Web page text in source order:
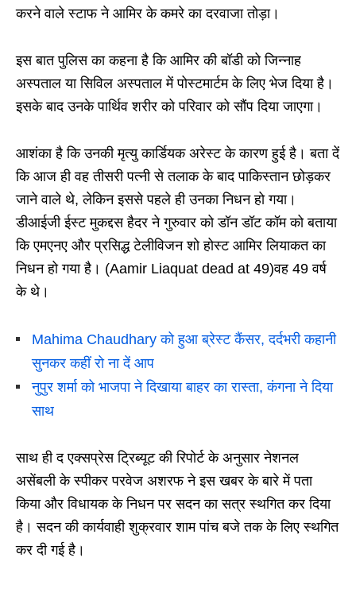
करने वाले स्टाफ ने आमिर के कमरे का दरवाजा तोड़ा।
इस बात पुलिस का कहना है कि आमिर की बॉडी को जिन्नाह
अस्पताल या सिविल अस्पताल में पोस्टमार्टम के लिए भेज दिया है।
इसके बाद उनके पार्थिव शरीर को परिवार को सौंप दिया जाएगा।
आशंका है कि उनकी मृत्यु कार्डियक अरेस्ट के कारण हुई है। बता दें
कि आज ही वह तीसरी पत्नी से तलाक के बाद पाकिस्तान छोड़कर
जाने वाले थे, लेकिन इससे पहले ही उनका निधन हो गया।
डीआईजी ईस्ट मुकद्दस हैदर ने गुरुवार को डॉन डॉट कॉम को बताया
कि एमएनए और प्रसिद्ध टेलीविजन शो होस्ट आमिर लियाकत का
निधन हो गया है। (Aamir Liaquat dead at 49)वह 49 वर्ष
के थे।
Mahima Chaudhary को हुआ ब्रेस्ट कैंसर, दर्दभरी कहानी
सुनकर कहीं रो ना दें आप
नुपुर शर्मा को भाजपा ने दिखाया बाहर का रास्ता, कंगना ने दिया
साथ
साथ ही द एक्सप्रेस ट्रिब्यूट की रिपोर्ट के अनुसार नेशनल
असेंबली के स्पीकर परवेज अशरफ ने इस खबर के बारे में पता
किया और विधायक के निधन पर सदन का सत्र स्थगित कर दिया
है। सदन की कार्यवाही शुक्रवार शाम पांच बजे तक के लिए स्थगित
कर दी गई है।